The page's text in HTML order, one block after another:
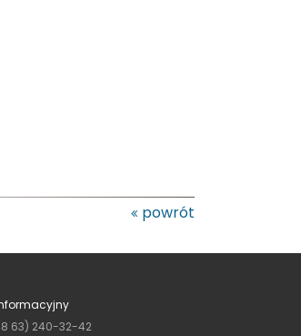
powrót
63) 240-32-42